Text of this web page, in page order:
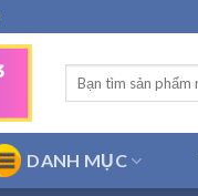
Tìm
kiếm:
DANH MỤC